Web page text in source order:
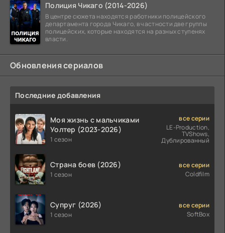
Полиция Чикаго (2014-2026)
В центре сюжета находятся работники полицейского
департамента города Чикаго, в частности две группы
полицейских, которые находятся на разных ступенях
власти.
Обновления сериалов
Последние добавления
Моя жизнь с мальчиками
Уолтер (2023-2026)
1 сезон
все серии
LE-Production,
TVShows,
Дублированный
Страна боев (2026)
1 сезон
все серии
Coldfilm
Супруг (2026)
1 сезон
все серии
SoftBox